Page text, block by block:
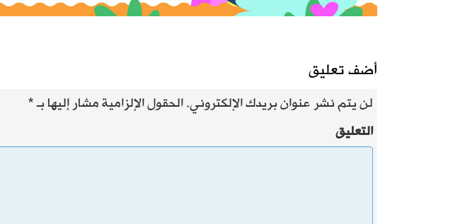
أضف تعليق
لن يتم نشر عنوان بريدك الإلكتروني.الحقول الإلزامية مشار إليها بـ*
التعليق